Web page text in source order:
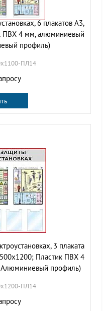
6 плакатов А3,
ПВХ 4 мм, алюминиевый
профиль)
ПЛ14
3 плаката
Пластик ПВХ 4
профиль)
ПЛ14